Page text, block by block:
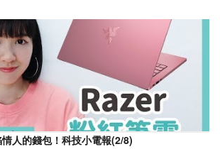
人的錢包！科技小電報(2/8)